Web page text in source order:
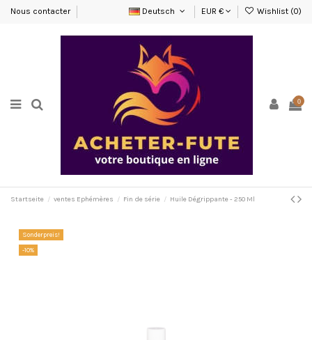
Nous contacter Deutsch EUR € Wishlist (0)
0
Startseite ventes Ephémères Fin de série Huile Dégrippante - 250 Ml
Sonderpreis!
-10%